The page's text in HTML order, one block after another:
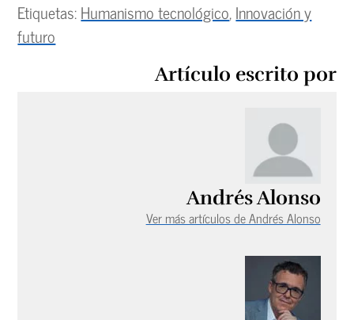
Etiquetas:Humanismo tecnológico,Innovación y
futuro
Artículo escrito por
Andrés Alonso
Ver más artículos de Andrés Alonso